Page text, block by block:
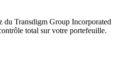
du Transdigm Group Incorporated
total sur votre portefeuille.